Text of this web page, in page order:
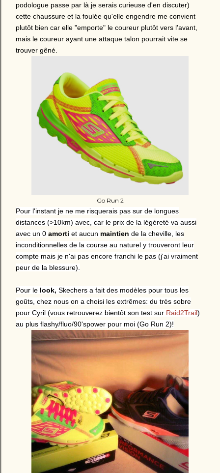
podologue passe par là je serais curieuse d'en discuter)
cette chaussure et la foulée qu'elle engendre me convient
plutôt bien car elle "emporte" le coureur plutôt vers l'avant,
mais le coureur ayant une attaque talon pourrait vite se
trouver gêné.
Go Run 2
Pour l'instant je ne me risquerais pas sur de longues
distances (>10km) avec, car le prix de la légèreté va aussi
avec un 0 amorti et aucun maintien de la cheville, les
inconditionnelles de la course au naturel y trouveront leur
compte mais je n'ai pas encore franchi le pas (j'ai vraiment
peur de la blessure).
Pour le look, Skechers a fait des modèles pour tous les
goûts, chez nous on a choisi les extrêmes: du très sobre
pour Cyril (vous retrouverez bientôt son test sur Raid2Trail)
au plus flashy/fluo/90'spower pour moi (Go Run 2)!